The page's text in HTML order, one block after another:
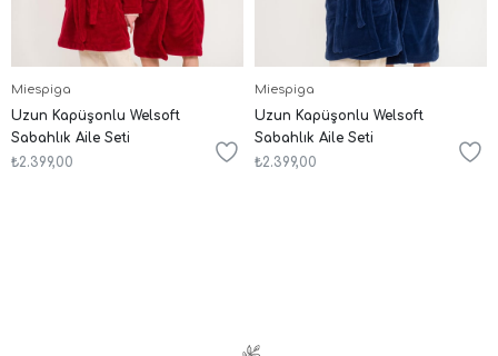
Miespiga
Uzun Kapüşonlu Welsoft
Sabahlık Aile Seti
₺2.399,00
Miespiga
Uzun Kapüşonlu Welsoft
Sabahlık Aile Seti
₺2.399,00